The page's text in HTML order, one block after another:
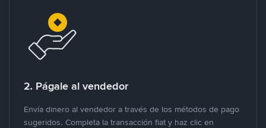
2. Págale al vendedor
Envía dinero al vendedor a través de los métodos de pago
sugeridos. Completa la transacción fiat y haz clic en